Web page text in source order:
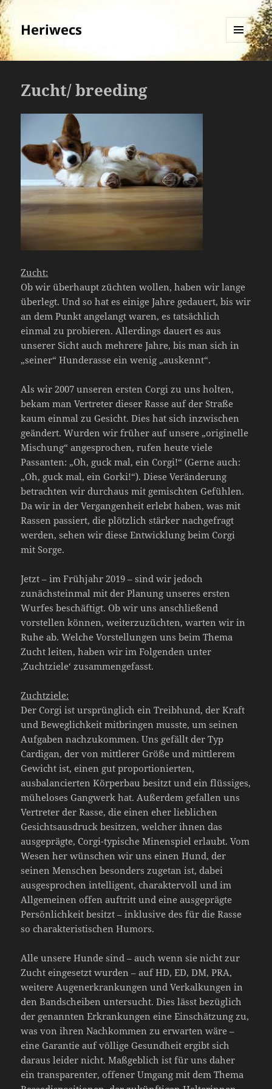
Heriwecs
MENÜ
UND
Zucht/ breeding
Zucht:
Ob wir überhaupt züchten wollen, haben wir lange
überlegt. Und so hat es einige Jahre gedauert, bis wir
an dem Punkt angelangt waren, es tatsächlich
einmal zu probieren. Allerdings dauert es aus
unserer Sicht auch mehrere Jahre, bis man sich in
„seiner“ Hunderasse ein wenig „auskennt“.
Als wir 2007 unseren ersten Corgi zu uns holten,
bekam man Vertreter dieser Rasse auf der Straße
kaum einmal zu Gesicht. Dies hat sich inzwischen
geändert. Wurden wir früher auf unsere „originelle
Mischung“ angesprochen, rufen heute viele
Passanten: „Oh, guck mal, ein Corgi!“ (Gerne auch:
„Oh, guck mal, ein Gorki!“). Diese Veränderung
betrachten wir durchaus mit gemischten Gefühlen.
Da wir in der Vergangenheit erlebt haben, was mit
Rassen passiert, die plötzlich stärker nachgefragt
werden, sehen wir diese Entwicklung beim Corgi
mit Sorge.
Jetzt – im Frühjahr 2019 – sind wir jedoch
zunächsteinmal mit der Planung unseres ersten
Wurfes beschäftigt. Ob wir uns anschließend
vorstellen können, weiterzuzüchten, warten wir in
Ruhe ab. Welche Vorstellungen uns beim Thema
Zucht leiten, haben wir im Folgenden unter
‚Zuchtziele‘ zusammengefasst.
Zuchtziele:
Der Corgi ist ursprünglich ein Treibhund, der Kraft
und Beweglichkeit mitbringen musste, um seinen
Aufgaben nachzukommen. Uns gefällt der Typ
Cardigan, der von mittlerer Größe und mittlerem
Gewicht ist, einen gut proportionierten,
ausbalancierten Körperbau besitzt und ein flüssiges,
müheloses Gangwerk hat. Außerdem gefallen uns
Vertreter der Rasse, die einen eher lieblichen
Gesichtsausdruck besitzen, welcher ihnen das
ausgeprägte, Corgi-typische Minenspiel erlaubt. Vom
Wesen her wünschen wir uns einen Hund, der
seinen Menschen besonders zugetan ist, dabei
ausgesprochen intelligent, charaktervoll und im
Allgemeinen offen auftritt und eine ausgeprägte
Persönlichkeit besitzt – inklusive des für die Rasse
so charakteristischen Humors.
Alle unsere Hunde sind – auch wenn sie nicht zur
Zucht eingesetzt wurden – auf HD, ED, DM, PRA,
weitere Augenerkrankungen und Verkalkungen in
den Bandscheiben untersucht. Dies lässt bezüglich
der genannten Erkrankungen eine Einschätzung zu,
was von ihren Nachkommen zu erwarten wäre –
eine Garantie auf völlige Gesundheit ergibt sich
daraus leider nicht. Maßgeblich ist für uns daher
ein transparenter, offener Umgang mit dem Thema